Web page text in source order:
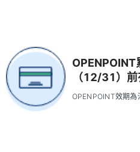
OPENPOINT
（12/31）前
OPENPOINT效期